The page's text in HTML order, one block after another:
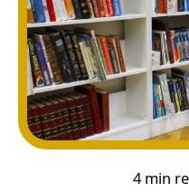
4 min